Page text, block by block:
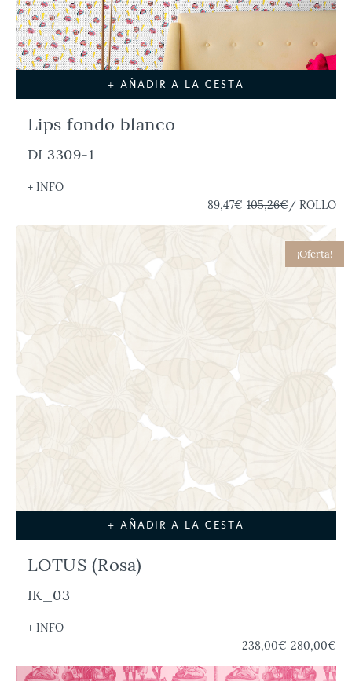
+ AÑADIR A LA CESTA
Lips fondo blanco
DI 3309-1
+ INFO
89,47€ 105,26€/ ROLLO
¡Oferta!
+ AÑADIR A LA CESTA
LOTUS (Rosa)
IK_03
+ INFO
238,00€ 280,00€